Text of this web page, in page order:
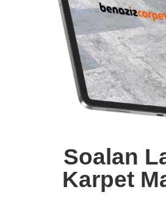
Soalan
Karpet